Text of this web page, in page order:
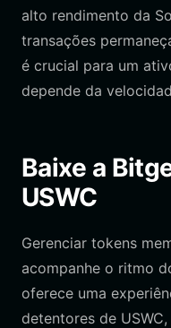
alto rendimento da
transações
é crucial para um
depende da
Baixe a
USWC
Gerenciar tokens
acompanhe o ritmo
oferece uma
detentores de